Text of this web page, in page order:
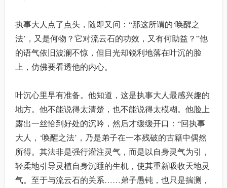
执事大人点了点头，随即又问：“那这所谓的‘唤醒之
法’，又是何物？它对流云石的功效，又有何助益？”他
的语气依旧波澜不惊，但目光却锐利地落在叶沉的脸
上，仿佛要看透他的内心。
叶沉心里早有准备。他知道，这是执事大人最感兴趣的
地方。他不能说得太清楚，也不能说得太模糊。他脸上
露出一丝恰到好处的沉吟，然后才缓缓开口：“回执事
大人，‘唤醒之法’，乃是弟子在一本残破的古籍中偶然
所得。其法非是强行灌注灵气，而是以自身灵气为引，
轻柔地引导灵植自身沉睡的生机，使其重新吸收天地灵
气。至于与流云石的关系……弟子愚钝，也只是揣测，